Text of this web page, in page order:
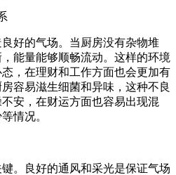
好的气场。当厨房没有杂物堆
能量能够顺畅流动。这样的环境
，在理财和工作方面也会更加有
容易滋生细菌和异味，这种不良
安，在财运方面也容易出现混
情况。
。良好的通风和采光是保证气场